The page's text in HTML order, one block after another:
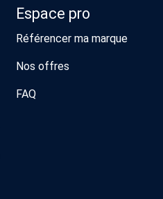
Espace pro
Référencer ma marque
Nos offres
FAQ